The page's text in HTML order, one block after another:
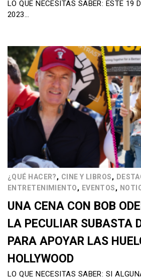
LO QUE NECESITAS SABER: ESTE 19
2023…
¿QUÉ HACER?, CINE Y LIBROS,
ENTRETENIMIENTO, EVENTOS,
UNA CENA CON BOB
LA PECULIAR SUBASTA
PARA APOYAR LAS
HOLLYWOOD
LO QUE NECESITAS SABER: SI